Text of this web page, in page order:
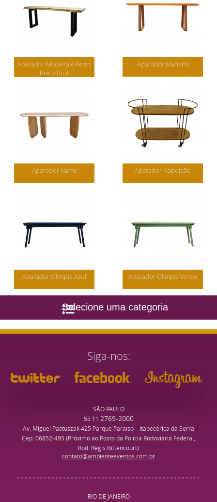
Aparador Madeira e Ferro
Preto Brut
Aparador Mariana
Aparador Name Aparador Napoleão
Aparador Olímpia Azul Aparador Olímpia Verde
Selecione uma categoria
Siga-nos
SÃO PAULO
55 11 2769-2000
Av. Miguel Pastuszak 425 Parque Paraíso – Itapecerica da Serra
Cep: 06852-495 (Próximo ao Posto da Polícia Rodoviária Federal,
Rod. Regis Bittencourt)
contato@ambienteeventos.com.br
RIO DE JANEIRO